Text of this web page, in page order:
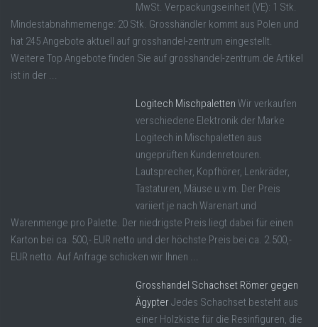
MwSt. Verpackungseinheit (VE): 1 Stk.
Mindestabnahmemenge: 20 Stk. Grosshändler kommt aus Polen und
hat 245 Angebote aktuell auf grosshandel-zentrum eingestellt.
Weitere Top Angebote finden Sie auf grosshandel-zentrum.de Artikel
ist in der ...
Logitech Mischpaletten Wir verkaufen
verschiedene Elektronik der Marke
Logitech in Mischpaletten aus
ungeprüften Kundenretouren.
Lautsprecher, Kopfhörer, Lenkräder,
Tastaturen, Mäuse u.v.m. Der Preis
variiert je nach Warenart und
Warenmenge pro Palette. Der niedrigste Preis liegt dabei für einen
Karton bei ca. 500,- EUR netto und der höchste Preis bei ca. 2.500,-
EUR netto. Auf Anfrage schicken wir Ihnen ...
Grosshandel Schachset Römer gegen
ÄgypterJedes Schachset besteht aus
einer Holzkiste für die Resinfiguren, die